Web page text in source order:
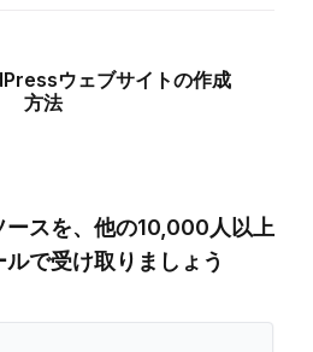
ウェブサイトの作成
方法
ースを、他の10,000人以上
で受け取りましょう